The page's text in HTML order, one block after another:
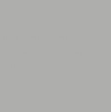
с ручным насосом BN HHL-30F
(3/8")